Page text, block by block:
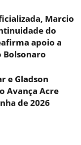
Marcio
do
apoio a
Bolsonaro
e Gladson
Avança Acre
de 2026